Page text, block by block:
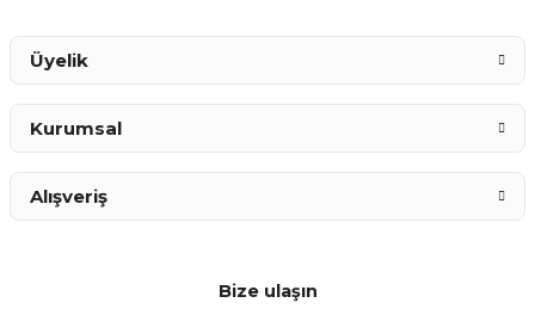
Bize ulaşın
Üyelik
Kurumsal
Alışveriş